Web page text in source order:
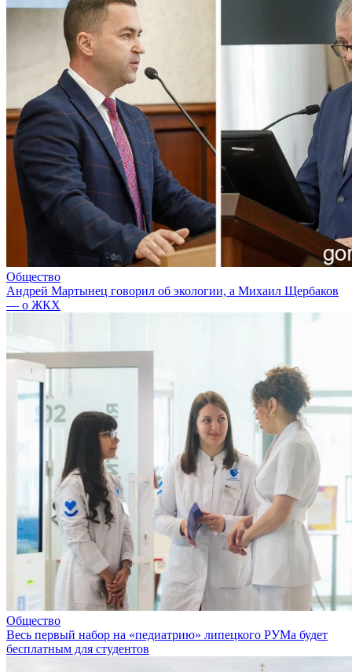
Общество
Андрей Мартынец говорил об экологии, а Михаил Щербаков
— о ЖКХ
Общество
Весь первый набор на «педиатрию» липецкого РУМа будет
бесплатным для студентов